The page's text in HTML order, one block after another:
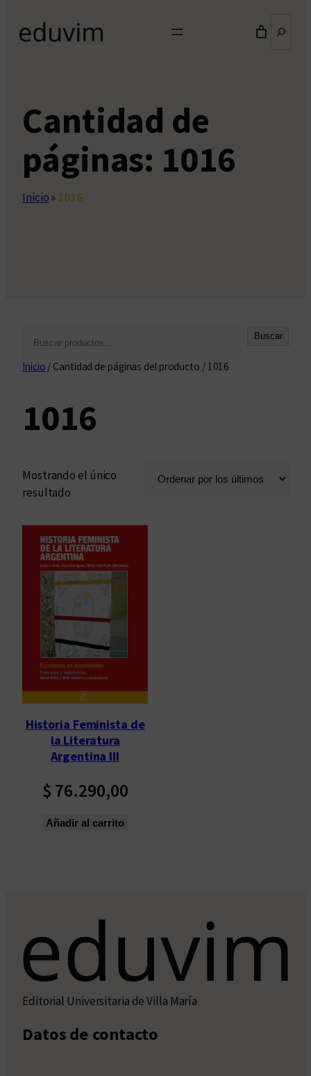
Cantidad de
páginas: 1016
Inicio»1016
s
Buscar
Inicio / Cantidad de páginas del producto / 1016
1016
Mostrando el único
resultado
Historia Feminista de
la Literatura
Argentina III
$ 76.290,00
Añadir al carrito
Editorial Universitaria de Villa María
Datos de contacto